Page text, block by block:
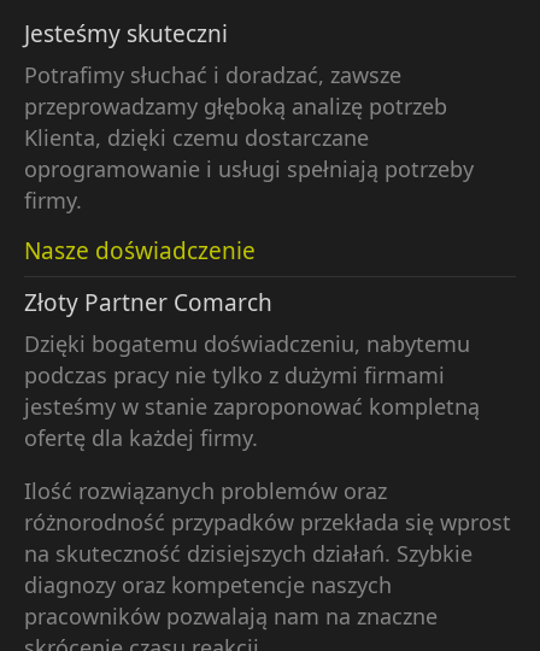
Jesteśmy skuteczni
Potrafimy słuchać i doradzać, zawsze
przeprowadzamy głęboką analizę potrzeb
Klienta, dzięki czemu dostarczane
oprogramowanie i usługi spełniają potrzeby
firmy.
Nasze doświadczenie
Złoty Partner Comarch
Dzięki bogatemu doświadczeniu, nabytemu
podczas pracy nie tylko z dużymi firmami
jesteśmy w stanie zaproponować kompletną
ofertę dla każdej firmy.
Ilość rozwiązanych problemów oraz
różnorodność przypadków przekłada się wprost
na skuteczność dzisiejszych działań. Szybkie
diagnozy oraz kompetencje naszych
pracowników pozwalają nam na znaczne